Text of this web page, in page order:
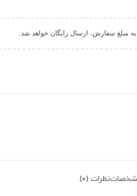
به مبلغ سفارش، ارسال رایگان خواهد شد.
نظرات (0)